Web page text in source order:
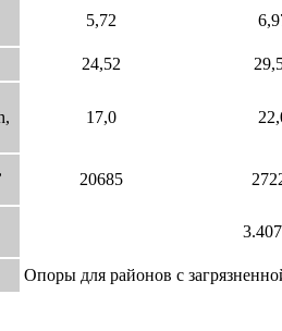
5,72
24,52
17,0
20685
Опоры для районов с